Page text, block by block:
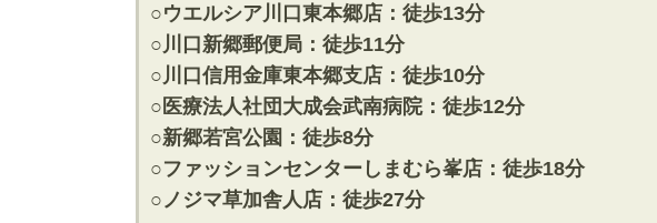
○ウエルシア川口東本郷店：徒歩13分
○川口新郷郵便局：徒歩11分
○川口信用金庫東本郷支店：徒歩10分
○医療法人社団大成会武南病院：徒歩12分
○新郷若宮公園：徒歩8分
○ファッションセンターしまむら峯店：徒歩18分
○ノジマ草加舎人店：徒歩27分
千葉市エリアの新築一戸建
千葉市エリアの中古一戸建
千葉市エリアのマンション
千葉市エリアの土地
外房エリアの新築一戸建
外房エリアのマンション
外房エリアの土地
神奈川全域エリアの新築一戸建
神奈川全域エリアの中古一戸建
沖縄全域エリア
沖縄全域エリアの新築一戸建
沖縄全域エリアの中古一戸建